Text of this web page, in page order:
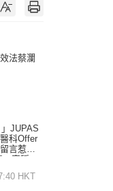
法蔡瀾
」JUPAS
科Offer
言惹眾
：宣稱
」不符事
HKT